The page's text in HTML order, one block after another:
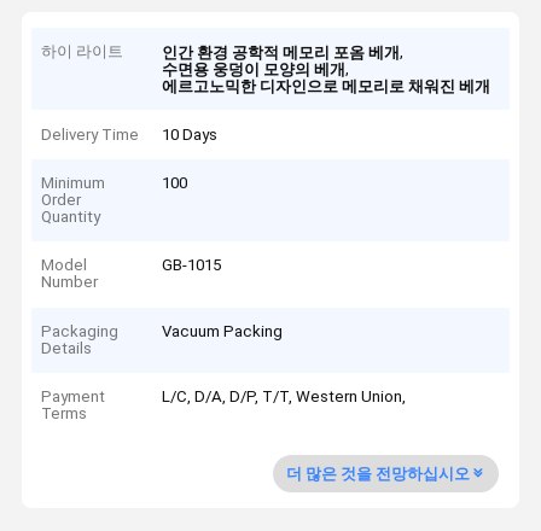
하이 라이트 인간 환경 공학적 메모리 포옴 베개,
수면용 웅덩이 모양의 베개,
에르고노믹한 디자인으로 메모리로 채워진 베개
Delivery Time 10 Days
Minimum
Order
Quantity
100
Model
Number
GB-1015
Packaging
Details
Vacuum Packing
Payment
Terms
L/C, D/A, D/P, T/T, Western Union,
더 많은 것을 전망하십시오